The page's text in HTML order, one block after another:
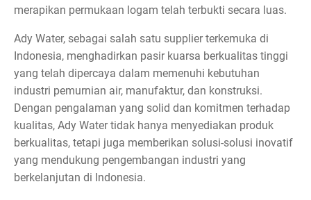
merapikan permukaan logam telah terbukti secara luas.
Ady Water, sebagai salah satu supplier terkemuka di
Indonesia, menghadirkan pasir kuarsa berkualitas tinggi
yang telah dipercaya dalam memenuhi kebutuhan
industri pemurnian air, manufaktur, dan konstruksi.
Dengan pengalaman yang solid dan komitmen terhadap
kualitas, Ady Water tidak hanya menyediakan produk
berkualitas, tetapi juga memberikan solusi-solusi inovatif
yang mendukung pengembangan industri yang
berkelanjutan di Indonesia.